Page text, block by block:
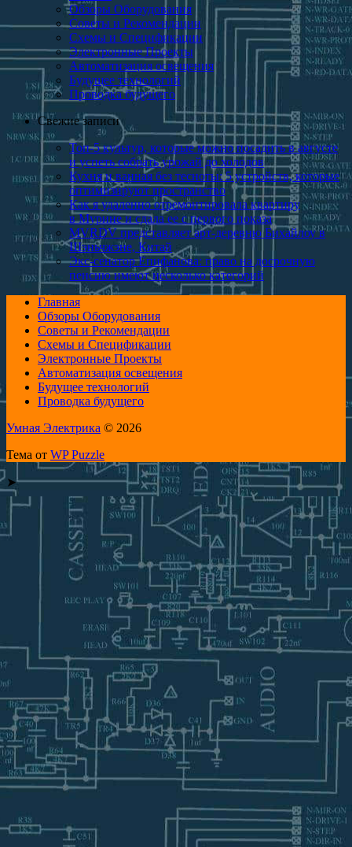
Обзоры Оборудования
Советы и Рекомендации
Схемы и Спецификации
Электронные Проекты
Автоматизация освещения
Будущее технологий
Проводка будущего
Свежие записи
Топ-5 культур, которые можно посадить в августе
и успеть собрать урожай до холодов
Кухня и ванная без тесноты: 5 устройств, которые
оптимизируют пространство
Как я удаленно отремонтировала квартиру
в Мурине и сдала ее с первого показа
MVRDV представляет арт-деревню Бихайлоу в
Шэньчжэне, Китай
Экс-сенатор Епифанова: право на досрочную
пенсию имеют несколько категорий
Главная
Обзоры Оборудования
Советы и Рекомендации
Схемы и Спецификации
Электронные Проекты
Автоматизация освещения
Будущее технологий
Проводка будущего
Умная Электрика © 2026
Тема от WP Puzzle
➤